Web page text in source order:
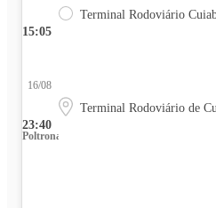
15:05
Terminal Rodoviário
23:40
16/08
Terminal Rodoviário de
Poltrona